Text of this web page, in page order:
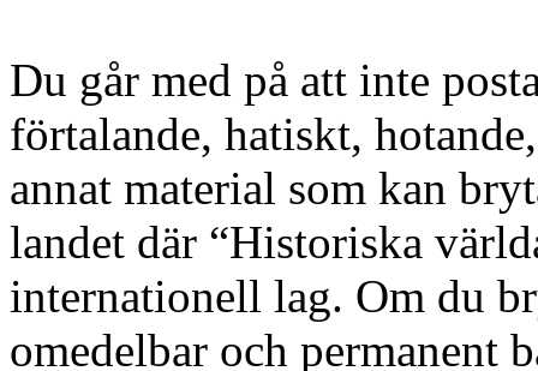
Du går med på att inte
förtalande, hatiskt,
annat material som kan
landet där “Historiska
internationell lag. Om du
omedelbar och permanent